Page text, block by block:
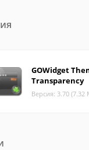
GOWidget
Transparency
Версия: 3.70 (7.32